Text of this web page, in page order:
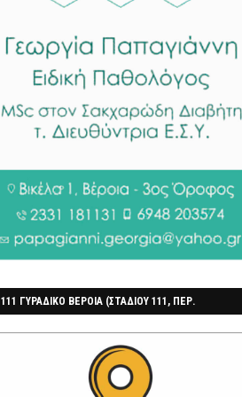
111 ΓΥΡΑΔΙΚΟ ΒΕΡΟΙΑ (ΣΤΑΔΙΟΥ 111, ΠΕΡ.